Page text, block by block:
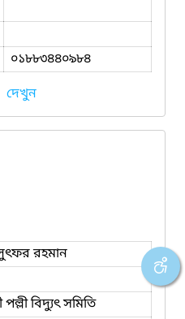
০১৮৮৩৪৪০৯৮৪
দেখুন
রহমান
বিদ্যুৎ সমিতি